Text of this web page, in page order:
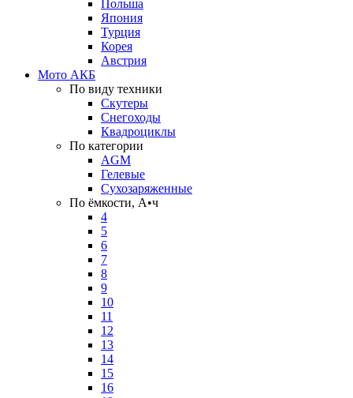
Польша
Япония
Турция
Корея
Австрия
Мото АКБ
По виду техники
Скутеры
Снегоходы
Квадроциклы
По категории
AGM
Гелевые
Сухозаряженные
По ёмкости, А•ч
4
5
6
7
8
9
10
11
12
13
14
15
16